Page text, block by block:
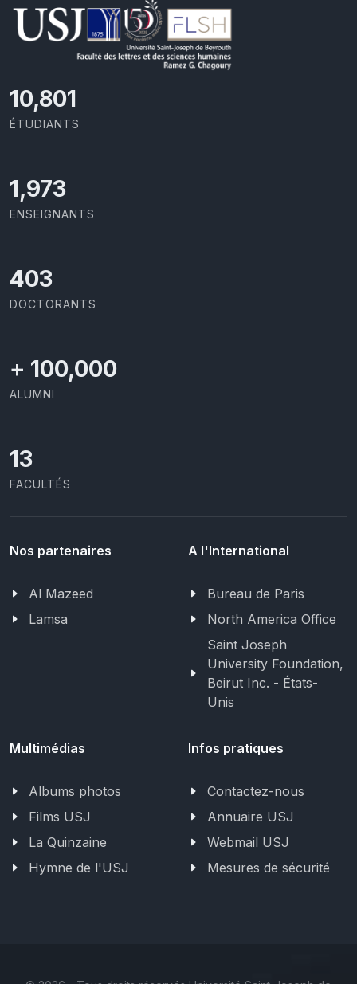
11,418
ÉTUDIANTS
2,086
ENSEIGNANTS
426
DOCTORANTS
+ 100,000
ALUMNI
13
FACULTÉS
Nos partenaires
Al Mazeed
Lamsa
A l'International
Bureau de Paris
North America Office
Saint Joseph
University Foundation,
Beirut Inc. - États-
Unis
Multimédias
Albums photos
Films USJ
La Quinzaine
Hymne de l'USJ
Infos pratiques
Contactez-nous
Annuaire USJ
Webmail USJ
Mesures de sécurité